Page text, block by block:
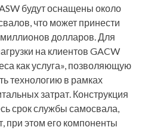
будут оснащены около
что может принести
долларов. Для
на клиентов GACW
как услуга», позволяющую
технологию в рамках
затрат. Конструкция
срок службы самосвала,
при этом его компоненты